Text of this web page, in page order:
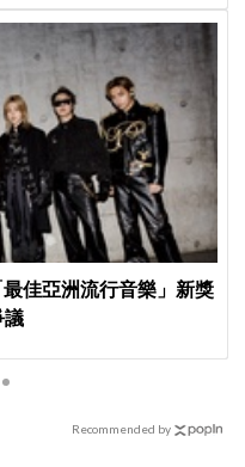
佳亞洲流行音樂」新獎
Recommended by